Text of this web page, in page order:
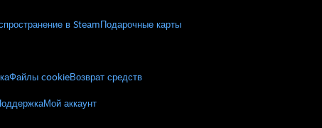
в SteamПодарочные карты
Файлы cookieВозврат средств
Мой аккаунт